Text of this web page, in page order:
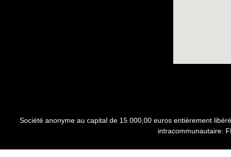
Société anonyme au capital de 15 000,00 euros entièrement
intracommunautaire: